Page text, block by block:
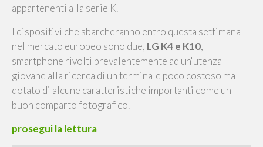
appartenenti alla serie K.
I dispositivi che sbarcheranno entro questa settimana
nel mercato europeo sono due, LG K4 e K10,
smartphone rivolti prevalentemente ad un'utenza
giovane alla ricerca di un terminale poco costoso ma
dotato di alcune caratteristiche importanti come un
buon comparto fotografico.
prosegui la lettura